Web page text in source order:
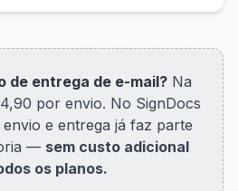
de entrega de e-mail? Na
por envio. No SignDocs
e entrega já faz parte
— sem custo adicional
os planos.